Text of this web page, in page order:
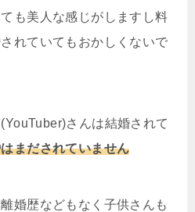
も美人な感じがしますし料
れていてもおかしくないで
さんは結婚されて
まだされていません
婚歴などもなく子供さんも